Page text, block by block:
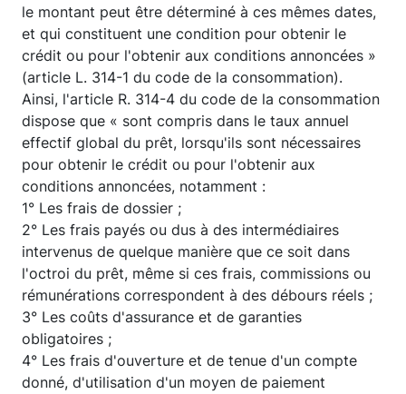
le montant peut être déterminé à ces mêmes dates,
et qui constituent une condition pour obtenir le
crédit ou pour l'obtenir aux conditions annoncées »
(article L. 314-1 du code de la consommation).
Ainsi, l'article R. 314-4 du code de la consommation
dispose que « sont compris dans le taux annuel
effectif global du prêt, lorsqu'ils sont nécessaires
pour obtenir le crédit ou pour l'obtenir aux
conditions annoncées, notamment :
1° Les frais de dossier ;
2° Les frais payés ou dus à des intermédiaires
intervenus de quelque manière que ce soit dans
l'octroi du prêt, même si ces frais, commissions ou
rémunérations correspondent à des débours réels ;
3° Les coûts d'assurance et de garanties
obligatoires ;
4° Les frais d'ouverture et de tenue d'un compte
donné, d'utilisation d'un moyen de paiement